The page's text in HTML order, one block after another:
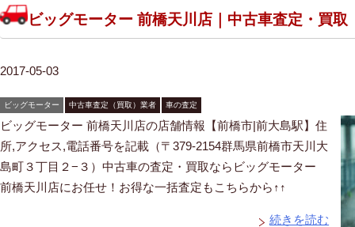
ビッグモーター 前橋天川店｜中古車査定・買取
2017-05-03
ビッグモーター 中古車査定（買取）業者 車の査定
ビッグモーター 前橋天川店の店舗情報【前橋市|前大島駅】住
所,アクセス,電話番号を記載（〒379-2154群馬県前橋市天川大
島町３丁目２−３）中古車の査定・買取ならビッグモーター
前橋天川店にお任せ！お得な一括査定もこちらから↑↑
続きを読む